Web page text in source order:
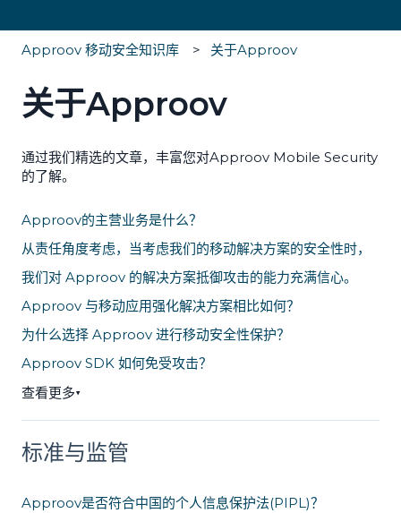
Approov 移动安全知识库 关于Approov
关于Approov
通过我们精选的文章，丰富您对Approov Mobile Security
的了解。
Approov的主营业务是什么？
从责任角度考虑，当考虑我们的移动解决方案的安全性时，
我们对 Approov 的解决方案抵御攻击的能力充满信心。
Approov 与移动应用强化解决方案相比如何？
为什么选择 Approov 进行移动安全性保护？
Approov SDK 如何免受攻击？
查看更多▼
标准与监管
Approov是否符合中国的个人信息保护法(PIPL)？